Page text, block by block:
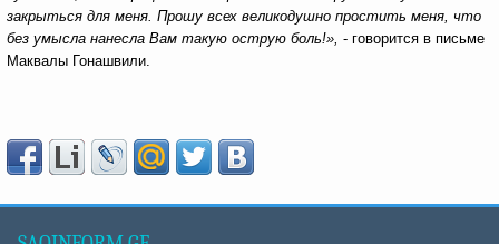
закрыться для меня. Прошу всех великодушно простить меня, что
без умысла нанесла Вам такую острую боль!», - говорится в письме
Маквалы Гонашвили.